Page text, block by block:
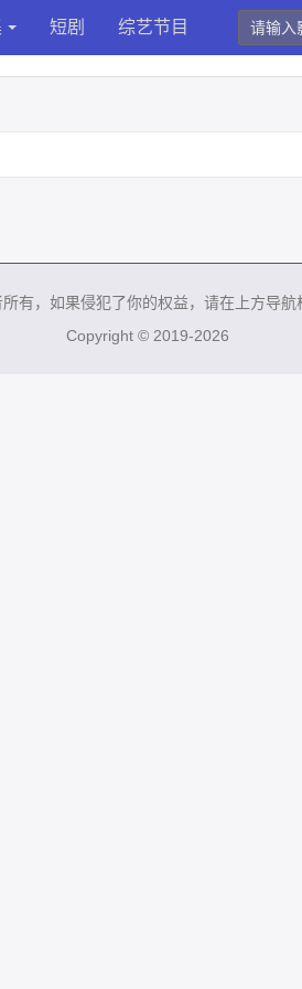
短剧 综艺节目
有，如果侵犯了你的权益，请在上方导
Copyright © 2019-2026